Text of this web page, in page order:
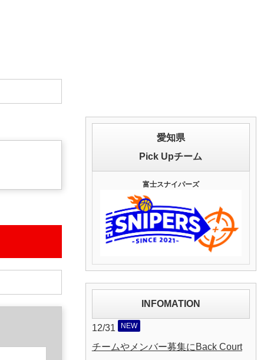
愛知県
Pick Upチーム
富士スナイパーズ
INFOMATION
12/31 NEW
チームやメンバー募集にBack Court